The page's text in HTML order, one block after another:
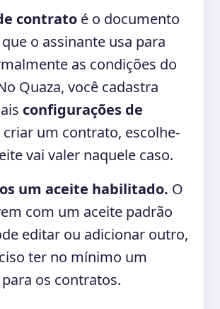
contrato é o documento
o assinante usa para
as condições do
Quaza, você cadastra
configurações de
criar um contrato, escolhe-
vai valer naquele caso.
um aceite habilitado. O
com um aceite padrão
editar ou adicionar outro,
ter no mínimo um
os contratos.